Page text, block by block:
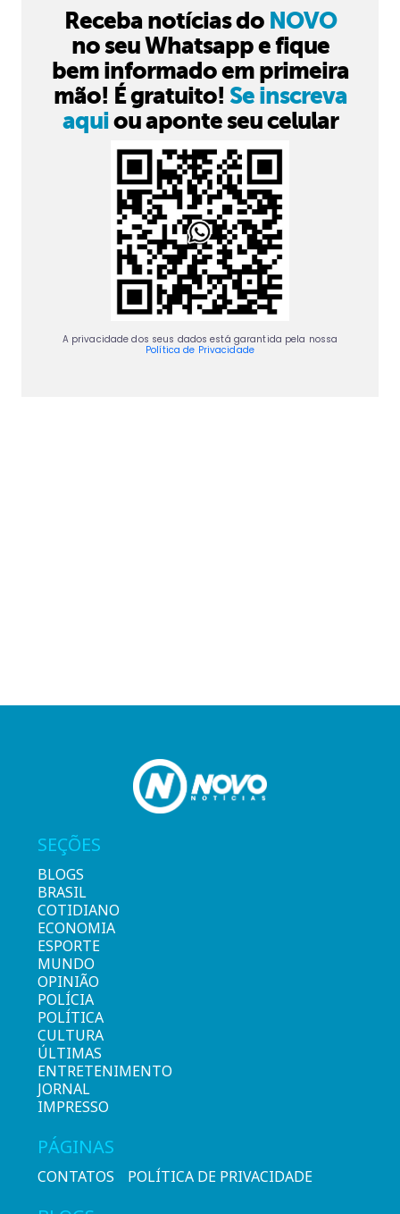
Receba notícias do NOVO
no seu Whatsapp e fique
bem informado em primeira
mão! É gratuito! Se inscreva
aquiou aponte seu celular
A privacidade dos seus dados está garantida pela nossa
Política de Privacidade
SEÇÕES
BLOGS
BRASIL
COTIDIANO
ECONOMIA
ESPORTE
MUNDO
OPINIÃO
POLÍCIA
POLÍTICA
CULTURA
ÚLTIMAS
ENTRETENIMENTO
JORNAL
IMPRESSO
PÁGINAS
CONTATOS POLÍTICA DE PRIVACIDADE